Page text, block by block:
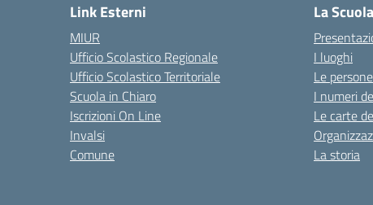
Link Esterni
MIUR
Ufficio Scolastico Regionale
Ufficio Scolastico Territoriale
Scuola in Chiaro
Iscrizioni On Line
Invalsi
Comune
La Scuola
I luoghi
Le persone
I numeri
Le carte
La storia